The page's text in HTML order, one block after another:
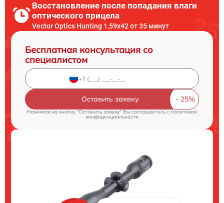
Восстановление после попадания влаги
оптического прицела
Vector Optics Hunting 1,59x42 от 35 минут
Бесплатная консультация со
специалистом
Оставить заявку
Нажимая на кнопку "Оставить заявку" Вы соглашаетесь cполитикой
конфиденциальности